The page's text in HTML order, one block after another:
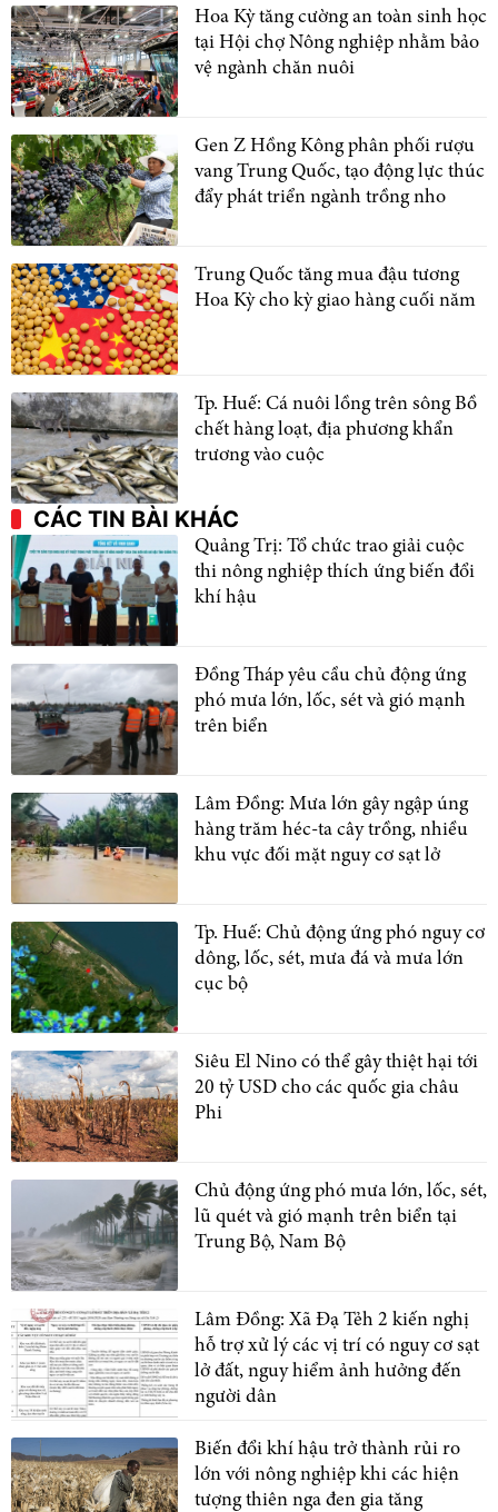
Hoa Kỳ tăng cường an toàn sinh học
tại Hội chợ Nông nghiệp nhằm bảo
vệ ngành chăn nuôi
Gen Z Hồng Kông phân phối rượu
vang Trung Quốc, tạo động lực thúc
đẩy phát triển ngành trồng nho
Trung Quốc tăng mua đậu tương
Hoa Kỳ cho kỳ giao hàng cuối năm
Tp. Huế: Cá nuôi lồng trên sông Bồ
chết hàng loạt, địa phương khẩn
trương vào cuộc
CÁC TIN BÀI KHÁC
Quảng Trị: Tổ chức trao giải cuộc
thi nông nghiệp thích ứng biến đổi
khí hậu
Đồng Tháp yêu cầu chủ động ứng
phó mưa lớn, lốc, sét và gió mạnh
trên biển
Lâm Đồng: Mưa lớn gây ngập úng
hàng trăm héc-ta cây trồng, nhiều
khu vực đối mặt nguy cơ sạt lở
Tp. Huế: Chủ động ứng phó nguy cơ
dông, lốc, sét, mưa đá và mưa lớn
cục bộ
Siêu El Nino có thể gây thiệt hại tới
20 tỷ USD cho các quốc gia châu
Phi
Chủ động ứng phó mưa lớn, lốc, sét,
lũ quét và gió mạnh trên biển tại
Trung Bộ, Nam Bộ
Lâm Đồng: Xã Đạ Tẻh 2 kiến nghị
hỗ trợ xử lý các vị trí có nguy cơ sạt
lở đất, nguy hiểm ảnh hưởng đến
người dân
Biến đổi khí hậu trở thành rủi ro
lớn với nông nghiệp khi các hiện
tượng thiên nga đen gia tăng